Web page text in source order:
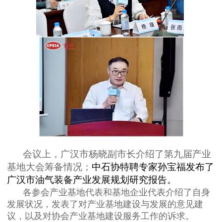
会议上，广汉市杨晓副市长介绍了第九届产业
基地大会筹备情况； 中石协特聘专家孙宝福发布了
广汉市油气装备产业发展规划研究报告。
各参会产业基地代表和基地企业代表介绍了自身
发展状况，发表了对产业基地建设与发展的意见建
议，以及对协会产业基地建设服务工作的诉求。